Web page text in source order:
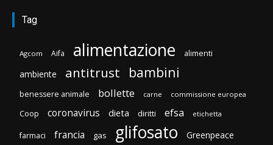
Tag
Agcom Aifa alimentazione alimenti
ambiente antitrust bambini
benessere animale bollette carne commissione europea
Coop coronavirus dieta diritti efsa etichetta
farmaci francia gas glifosato Greenpeace